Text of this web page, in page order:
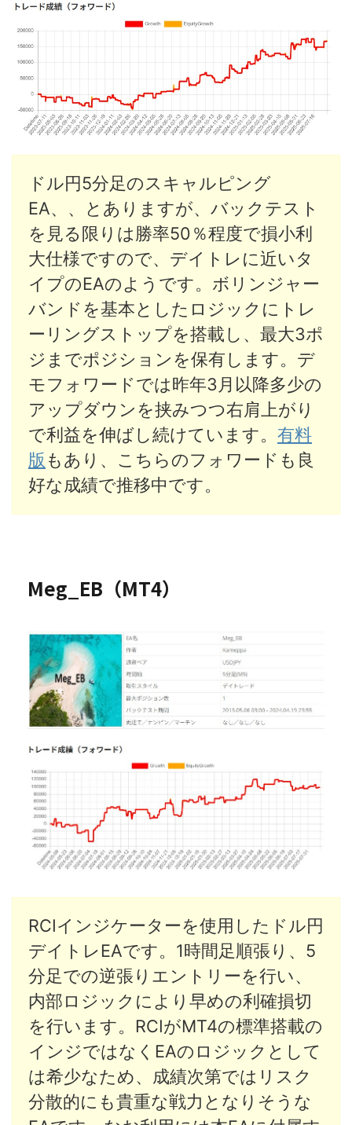
ドル円5分足のスキャルピング
EA、、とありますが、バックテスト
を見る限りは勝率50％程度で損小利
大仕様ですので、デイトレに近いタ
イプのEAのようです。ボリンジャー
バンドを基本としたロジックにトレ
ーリングストップを搭載し、最大3ポ
ジまでポジションを保有します。デ
モフォワードでは昨年3月以降多少の
アップダウンを挟みつつ右肩上がり
で利益を伸ばし続けています。 有料
版 もあり、こちらのフォワードも良
好な成績で推移中です。
Meg_EB（MT4）
RCIインジケーターを使用したドル円
デイトレEAです。1時間足順張り、5
分足での逆張りエントリーを行い、
内部ロジックにより早めの利確損切
を行います。RCIがMT4の標準搭載の
インジではなくEAのロジックとして
は希少なため、成績次第ではリスク
分散的にも貴重な戦力となりそうな